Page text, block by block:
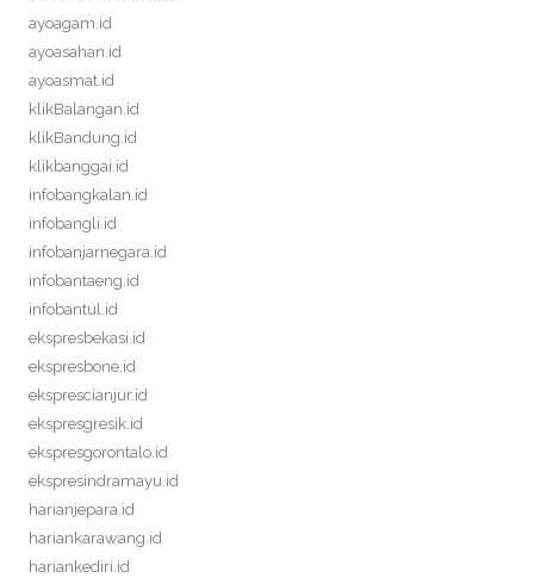
ayoagam.id
ayoasahan.id
ayoasmat.id
klikBalangan.id
klikBandung.id
klikbanggai.id
infobangkalan.id
infobangli.id
infobanjarnegara.id
infobantaeng.id
infobantul.id
ekspresbekasi.id
ekspresbone.id
eksprescianjur.id
ekspresgresik.id
ekspresgorontalo.id
ekspresindramayu.id
harianjepara.id
hariankarawang.id
hariankediri.id